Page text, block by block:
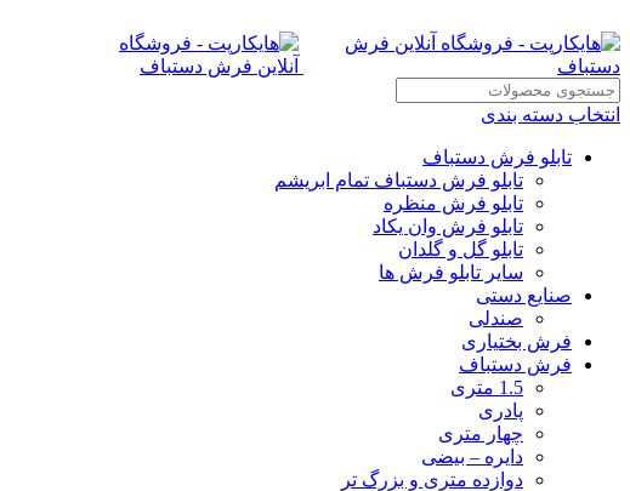
انتخاب دسته بندی
تابلو فرش دستباف
تابلو فرش دستباف تمام ابریشم
تابلو فرش منظره
تابلو فرش وان یکاد
تابلو گل و گلدان
سایر تابلو فرش ها
صنایع دستی
صندلی
فرش بختیاری
فرش دستباف
1.5 متری
پادری
چهار متری
دایره – بیضی
دوازده متری و بزرگ تر